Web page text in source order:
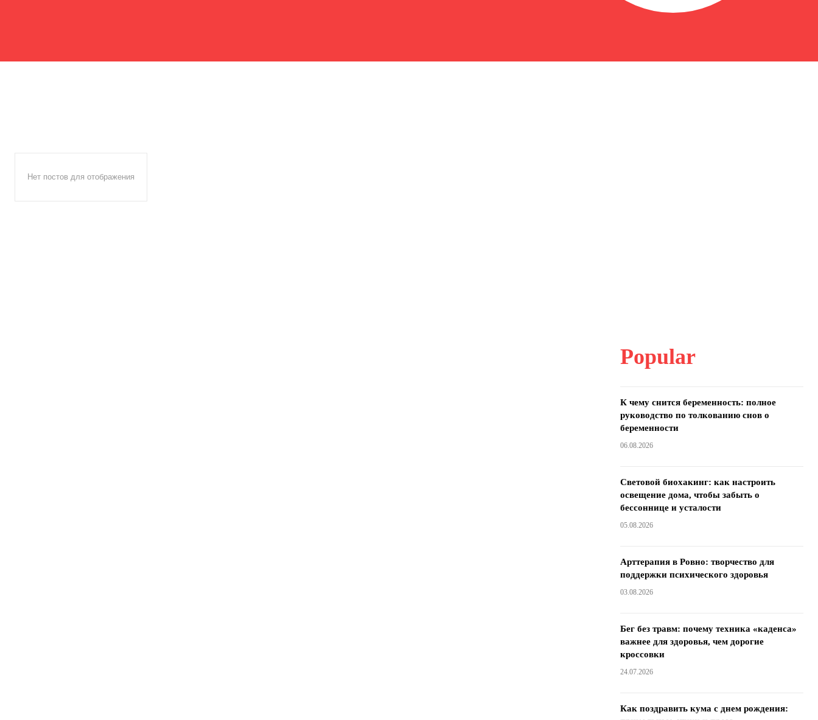
Нет постов для отображения
Popular
К чему снится беременность: полное
руководство по толкованию снов о
беременности
06.08.2026
Световой биохакинг: как настроить
освещение дома, чтобы забыть о
бессоннице и усталости
05.08.2026
Арттерапия в Ровно: творчество для
поддержки психического здоровья
03.08.2026
Бег без травм: почему техника «каденса»
важнее для здоровья, чем дорогие
кроссовки
24.07.2026
Как поздравить кума с днем ​​рождения: